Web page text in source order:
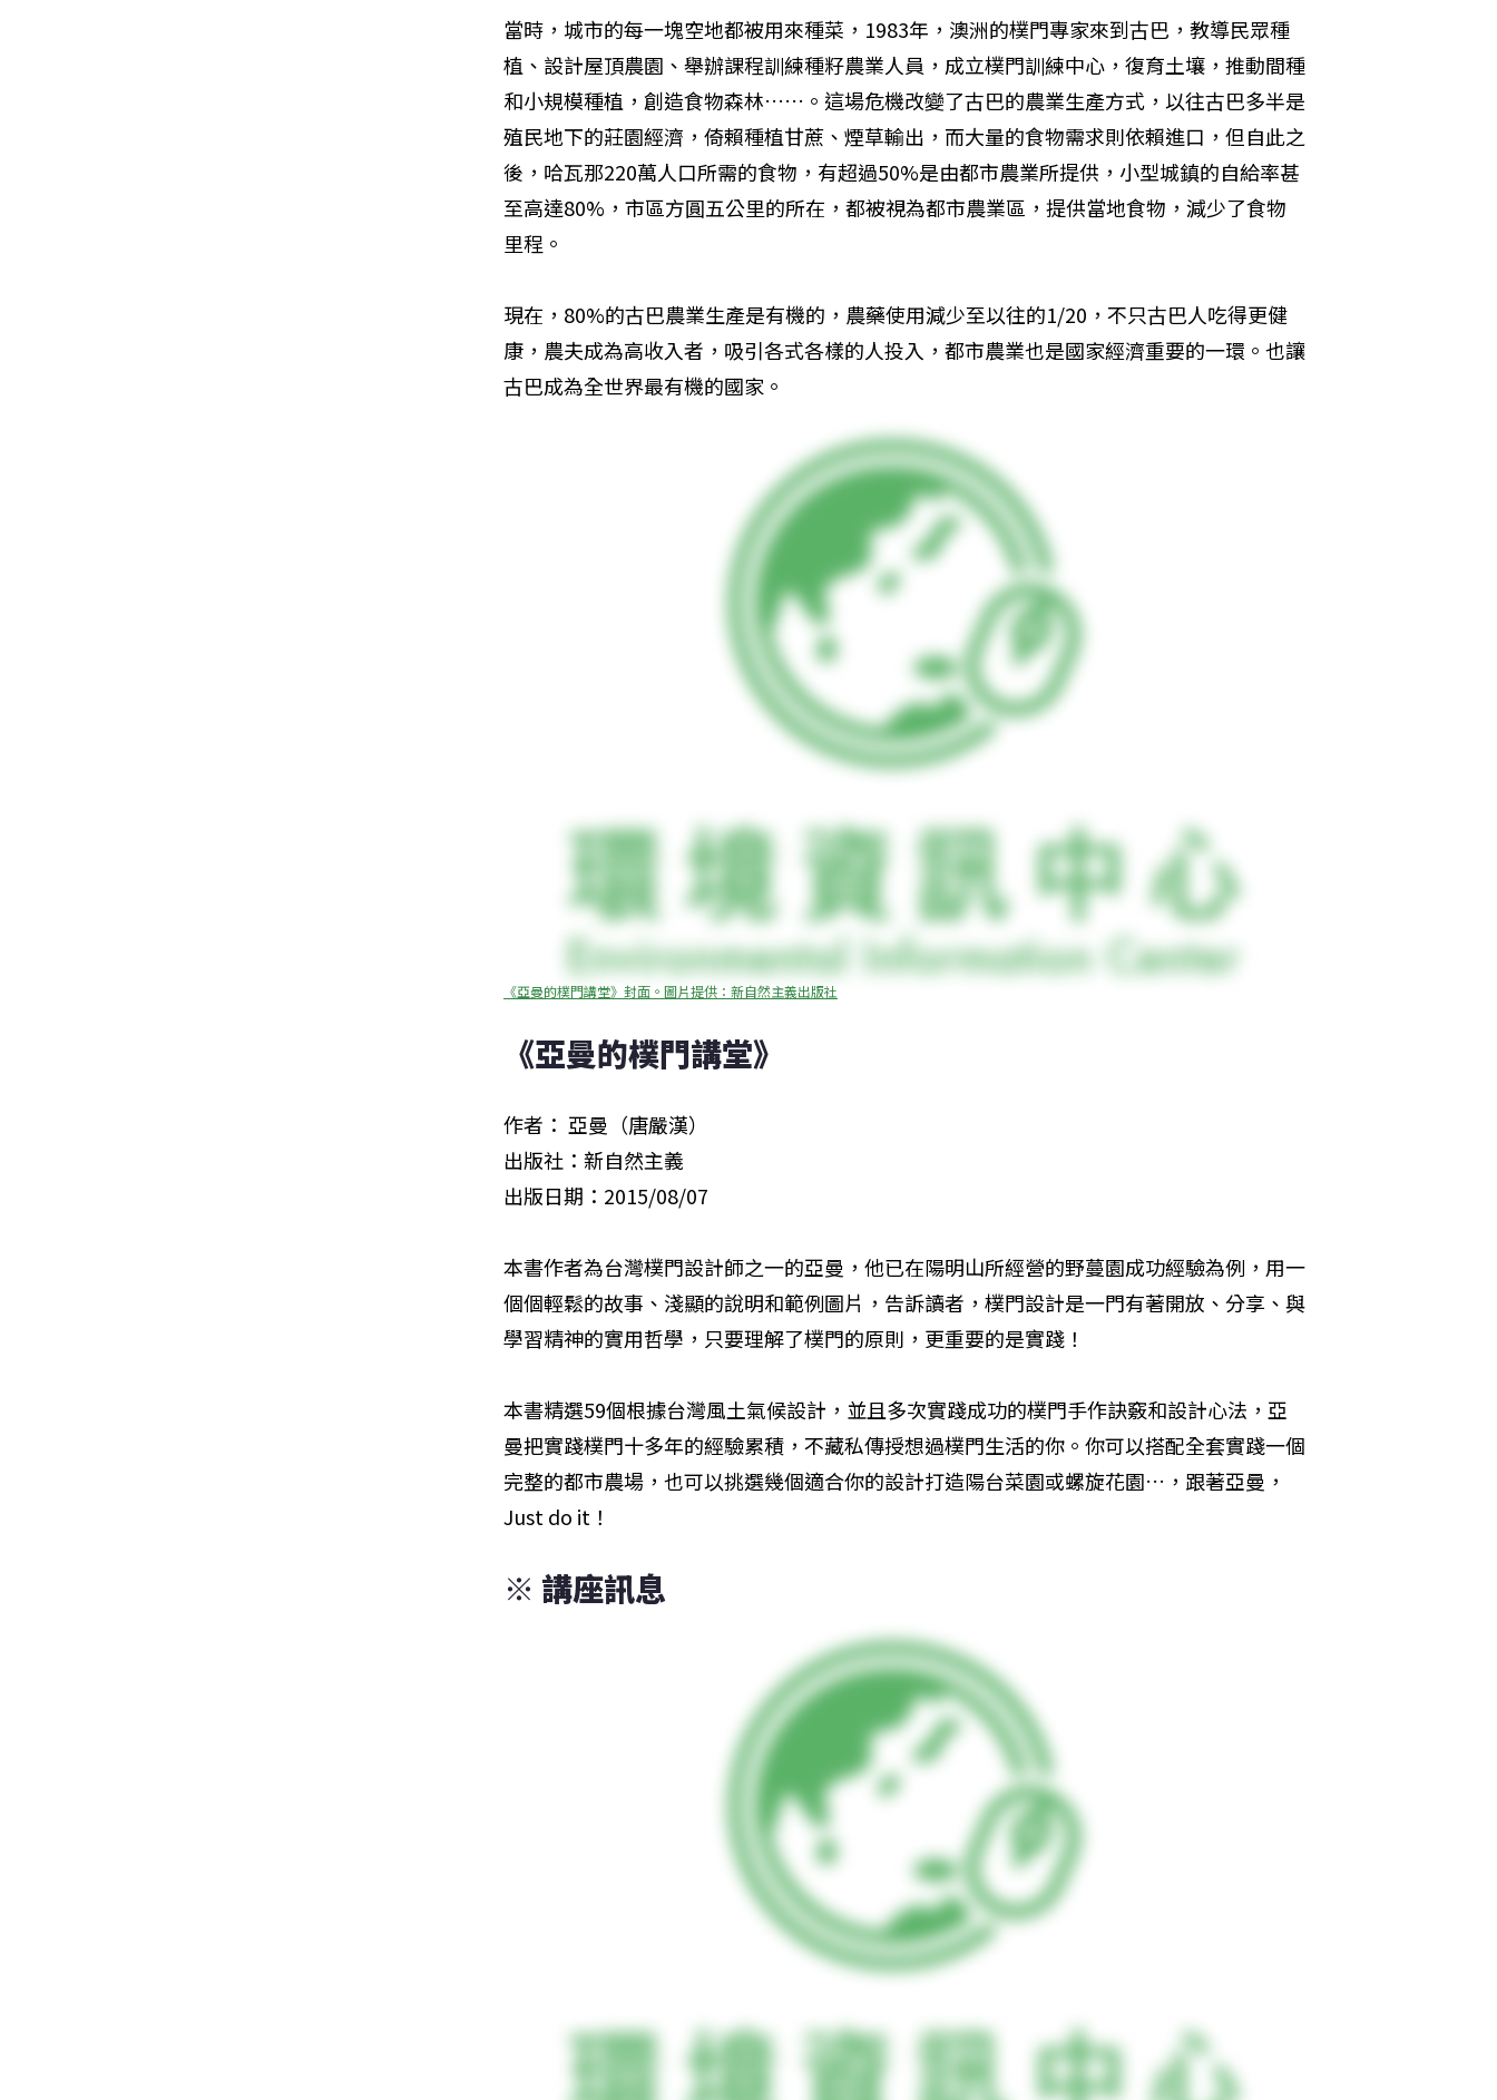
當時，城市的每一塊空地都被用來種菜，1983年，澳洲的樸門專家來到古巴，教導民眾種
植、設計屋頂農園、舉辦課程訓練種籽農業人員，成立樸門訓練中心，復育土壤，推動間種
和小規模種植，創造食物森林……。這場危機改變了古巴的農業生產方式，以往古巴多半是
殖民地下的莊園經濟，倚賴種植甘蔗、煙草輸出，而大量的食物需求則依賴進口，但自此之
後，哈瓦那220萬人口所需的食物，有超過50%是由都市農業所提供，小型城鎮的自給率甚
至高達80%，市區方圓五公里的所在，都被視為都市農業區，提供當地食物，減少了食物
里程。
現在，80%的古巴農業生產是有機的，農藥使用減少至以往的1/20，不只古巴人吃得更健
康，農夫成為高收入者，吸引各式各樣的人投入，都市農業也是國家經濟重要的一環。也讓
古巴成為全世界最有機的國家。
《亞曼的樸門講堂》封面。圖片提供：新自然主義出版社
《亞曼的樸門講堂》
作者： 亞曼（唐嚴漢）
出版社：新自然主義
出版日期：2015/08/07
本書作者為台灣樸門設計師之一的亞曼，他已在陽明山所經營的野蔓園成功經驗為例，用一
個個輕鬆的故事、淺顯的說明和範例圖片，告訴讀者，樸門設計是一門有著開放、分享、與
學習精神的實用哲學，只要理解了樸門的原則，更重要的是實踐！
本書精選59個根據台灣風土氣候設計，並且多次實踐成功的樸門手作訣竅和設計心法，亞
曼把實踐樸門十多年的經驗累積，不藏私傳授想過樸門生活的你。你可以搭配全套實踐一個
完整的都市農場，也可以挑選幾個適合你的設計打造陽台菜園或螺旋花園…，跟著亞曼，
Just do it！
※ 講座訊息